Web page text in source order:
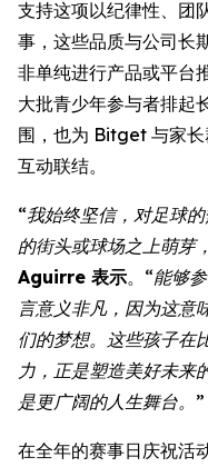
支持这项以纪律性、团
事，这些品质与公司长
非单纯进行产品或平台
大批青少年参与者排起
围，也为 Bitget 与家
互动联结。
“我始终坚信，对足球
的街头或球场之上萌芽
Aguirre 表示。 “能够
言意义非凡，因为这意
们的梦想。这些孩子在
力，正是塑造美好未
是更广阔的人生舞台。”
在全年的赛事日庆祝活